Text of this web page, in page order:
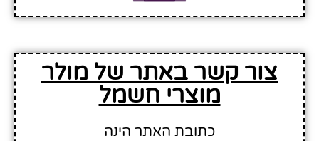
צור קשר באתר של מולר
מוצרי חשמל
כתובת האתר הינה